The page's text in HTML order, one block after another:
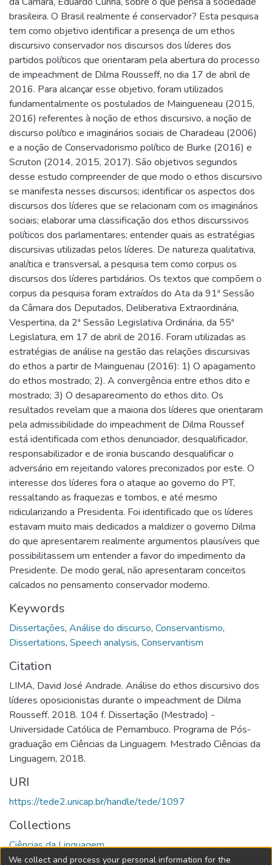
brasileira. O Brasil realmente é conservador? Esta pesquisa
tem como objetivo identificar a presença de um ethos
discursivo conservador nos discursos dos líderes dos
partidos políticos que orientaram pela abertura do processo
de impeachment de Dilma Rousseff, no dia 17 de abril de
2016. Para alcançar esse objetivo, foram utilizados
fundamentalmente os postulados de Maingueneau (2015,
2016) referentes à noção de ethos discursivo, a noção de
discurso político e imaginários sociais de Charadeau (2006)
e a noção de Conservadorismo político de Burke (2016) e
Scruton (2014, 2015, 2017). São objetivos segundos
desse estudo compreender de que modo o ethos discursivo
se manifesta nesses discursos; identificar os aspectos dos
discursos dos líderes que se relacionam com os imaginários
sociais; elaborar uma classificação dos ethos discurssivos
políticos dos parlamentares; entender quais as estratégias
discursivas utilizadas pelos líderes. De natureza qualitativa,
analítica e transversal, a pesquisa tem como corpus os
discursos dos líderes partidários. Os textos que compõem o
corpus da pesquisa foram extraídos do Ata da 91ª Sessão
da Câmara dos Deputados, Deliberativa Extraordinária,
Vespertina, da 2ª Sessão Legislativa Ordinária, da 55ª
Legislatura, em 17 de abril de 2016. Foram utilizadas as
estratégias de análise na gestão das relações discursivas
do ethos a partir de Mainguenau (2016): 1) O apagamento
do ethos mostrado; 2). A convergência entre ethos dito e
mostrado; 3) O desaparecimento do ethos dito. Os
resultados revelam que a maioria dos líderes que orientaram
pela admissibilidade do impeachment de Dilma Roussef
está identificada com ethos denunciador, desqualificador,
responsabilizador e de ironia buscando desqualificar o
adversário em rejeitando valores preconizados por este. O
interesse dos líderes fora o ataque ao governo do PT,
ressaltando as fraquezas e tombos, e até mesmo
ridicularizando a Presidenta. Foi identificado que os líderes
estavam muito mais dedicados a maldizer o governo Dilma
do que apresentarem realmente argumentos plausíveis que
possibilitassem um entender a favor do impedimento da
Presidente. De modo geral, não apresentaram conceitos
calcados no pensamento conservador moderno.
Keywords
Dissertações, Análise do discurso, Conservantismo,
Dissertations, Speech analysis, Conservantism
Citation
LIMA, David José Andrade. Análise do ethos discursivo dos
líderes oposicionistas durante o impeachment de Dilma
Rousseff. 2018. 104 f. Dissertação (Mestrado) -
Universidade Católica de Pernambuco. Programa de Pós-
graduação em Ciências da Linguagem. Mestrado Ciências da
Linguagem, 2018.
URI
https://tede2.unicap.br/handle/tede/1097
Collections
Ciências da Linguagem
We collect and process your personal information for the